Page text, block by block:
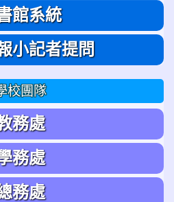
館系統
小記者提問
校團隊
務處
務處
務處